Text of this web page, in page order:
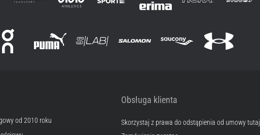
od 2010 roku
Obsługa klienta
Skorzystaj z prawa do odstąpienia od umowy tutaj